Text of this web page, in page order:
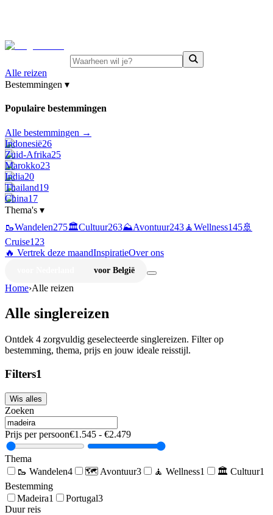
Alle reizen
Bestemmingen ▾
Populaire bestemmingen
Alle bestemmingen →
Indonesië26
Zuid-Afrika25
Marokko23
India20
Thailand19
China17
Thema's ▾
🥾Wandelen275🏛️Cultuur263⛰️Avontuur243🧘Wellness145🚢
Cruise123
🔥 Vertrek deze maandInspiratieOver ons
voor België
Home›Alle reizen
Alle singlereizen
Ontdek 4 zorgvuldig geselecteerde singlereizen. Filter op
bestemming, thema, prijs en jouw ideale reisstijl.
Filters1
Wis alles
Zoeken
Prijs per persoon€1.545 - €2.479
Thema
🥾 Wandelen4 🗺️ Avontuur3 🧘 Wellness1 🏛️ Cultuur1
Bestemming
Madeira1 Portugal3
Duur reis